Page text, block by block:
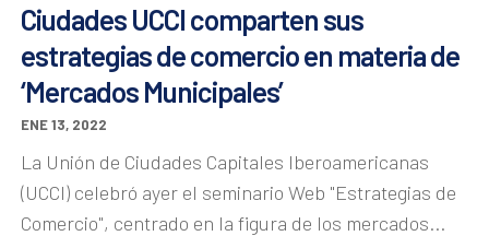
Ciudades UCCI comparten sus
estrategias de comercio en materia de
‘Mercados Municipales’
ENE 13, 2022
La Unión de Ciudades Capitales Iberoamericanas
(UCCI) celebró ayer el seminario Web "Estrategias de
Comercio", centrado en la figura de los mercados...